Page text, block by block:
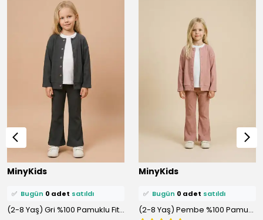
MinyKids
⭐️ Bu ürünü1 kişifavoriledi!
0 kişi
✅ Bugün 0 adet satıldı
(2-8 Yaş) Gri %100 Pamuklu Fitilli Hırka-Tişört 3’lü Kız Çocuk Altüst Takım
MinyKids
⭐️ Bu ürünü1 kişifavoriledi!
0 kişi
✅ Bugün 0 adet satıldı
(2-8 Yaş) Pembe %100 Pamuklu Fitilli Hırka-Tişört 3’lü Kız Çocuk Altüst Takım